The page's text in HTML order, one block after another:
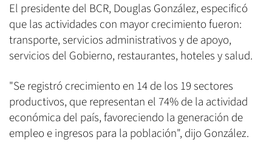
El presidente del BCR, Douglas González, especificó
que las actividades con mayor crecimiento fueron:
transporte, servicios administrativos y de apoyo,
servicios del Gobierno, restaurantes, hoteles y salud.
"Se registró crecimiento en 14 de los 19 sectores
productivos, que representan el 74% de la actividad
económica del país, favoreciendo la generación de
empleo e ingresos para la población", dijo González.